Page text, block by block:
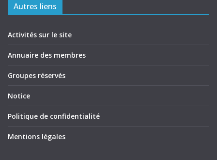
Autres liens
Activités sur le site
Annuaire des membres
Groupes réservés
Notice
Politique de confidentialité
Mentions légales